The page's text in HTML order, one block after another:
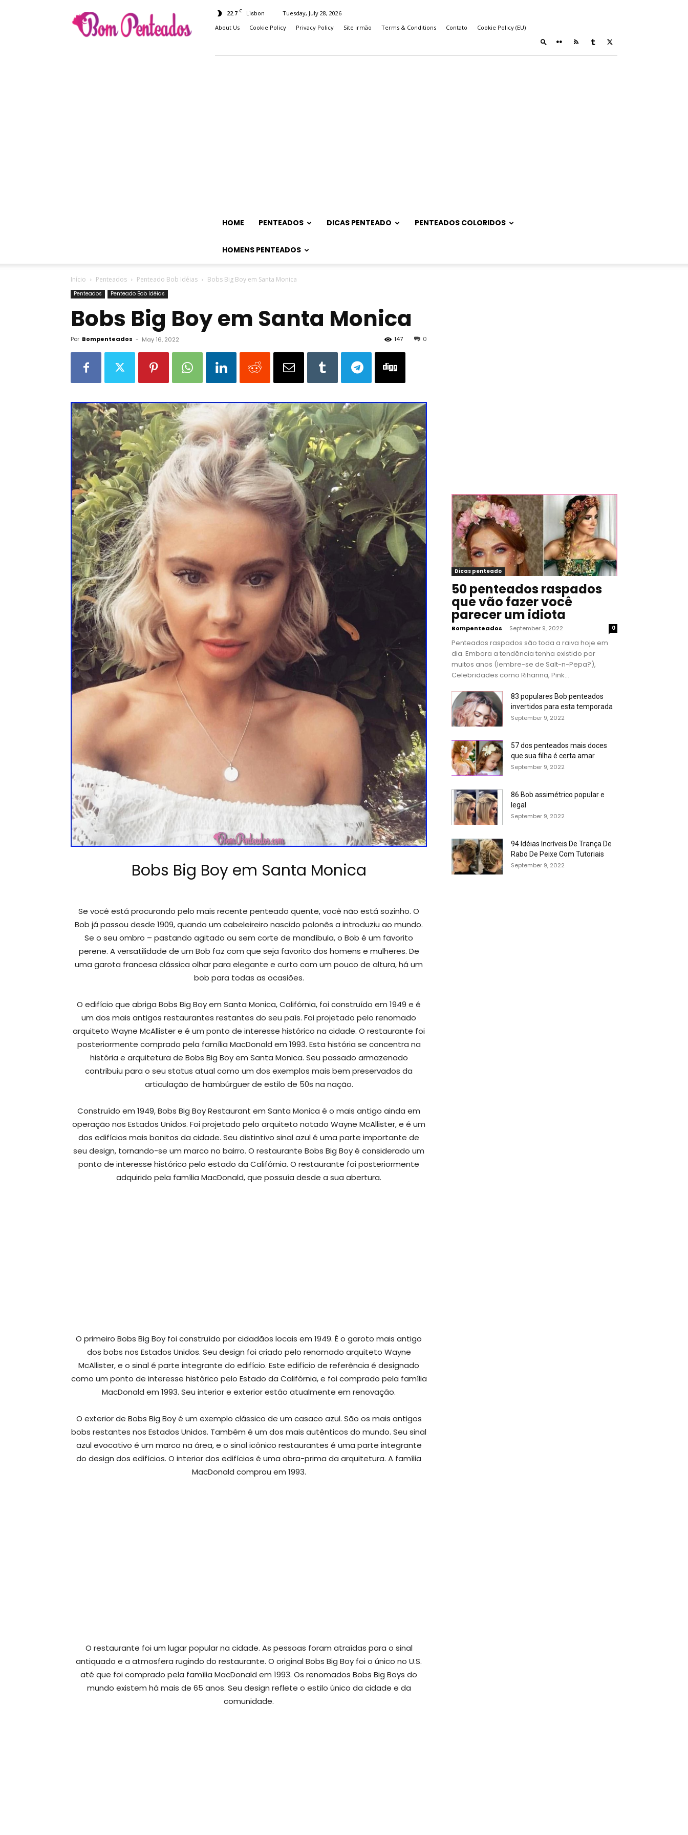
Penteados
22.7 C Lisbon
Tuesday, July 28, 2026
About Us
Cookie Policy Privacy Policy Site irmão Terms & Conditions Contato Cookie Policy (EU)
HOME PENTEADOS DICAS PENTEADO PENTEADOS COLORIDOS
HOMENS PENTEADOS
Início Penteados Penteado Bob Idéias Bobs Big Boy em Santa Monica
Penteados Penteado Bob Idéias
Bobs Big Boy em Santa Monica
Por Bompenteados - May 16, 2022 0
147
Bobs Big Boy em Santa Monica
Se você está procurando pelo mais recente penteado quente, você não está sozinho. O
Bob já passou desde 1909, quando um cabeleireiro nascido polonês a introduziu ao mundo.
Se o seu ombro – pastando agitado ou sem corte de mandíbula, o Bob é um favorito
perene. A versatilidade de um Bob faz com que seja favorito dos homens e mulheres. De
uma garota francesa clássica olhar para elegante e curto com um pouco de altura, há um
bob para todas as ocasiões.
O edifício que abriga Bobs Big Boy em Santa Monica, Califórnia, foi construído em 1949 e é
um dos mais antigos restaurantes restantes do seu país. Foi projetado pelo renomado
arquiteto Wayne McAllister e é um ponto de interesse histórico na cidade. O restaurante foi
posteriormente comprado pela família MacDonald em 1993. Esta história se concentra na
história e arquitetura de Bobs Big Boy em Santa Monica. Seu passado armazenado
contribuiu para o seu status atual como um dos exemplos mais bem preservados da
articulação de hambúrguer de estilo de 50s na nação.
Construído em 1949, Bobs Big Boy Restaurant em Santa Monica é o mais antigo ainda em
operação nos Estados Unidos. Foi projetado pelo arquiteto notado Wayne McAllister, e é um
dos edifícios mais bonitos da cidade. Seu distintivo sinal azul é uma parte importante de
seu design, tornando-se um marco no bairro. O restaurante Bobs Big Boy é considerado um
ponto de interesse histórico pelo estado da Califórnia. O restaurante foi posteriormente
adquirido pela família MacDonald, que possuía desde a sua abertura.
O primeiro Bobs Big Boy foi construído por cidadãos locais em 1949. É o garoto mais antigo
dos bobs nos Estados Unidos. Seu design foi criado pelo renomado arquiteto Wayne
McAllister, e o sinal é parte integrante do edifício. Este edifício de referência é designado
como um ponto de interesse histórico pelo Estado da Califórnia, e foi comprado pela família
MacDonald em 1993. Seu interior e exterior estão atualmente em renovação.
O exterior de Bobs Big Boy é um exemplo clássico de um casaco azul. São os mais antigos
bobs restantes nos Estados Unidos. Também é um dos mais autênticos do mundo. Seu sinal
azul evocativo é um marco na área, e o sinal icônico restaurantes é uma parte integrante
do design dos edifícios. O interior dos edifícios é uma obra-prima da arquitetura. A família
MacDonald comprou em 1993.
O restaurante foi um lugar popular na cidade. As pessoas foram atraídas para o sinal
antiquado e a atmosfera rugindo do restaurante. O original Bobs Big Boy foi o único no U.S.
até que foi comprado pela família MacDonald em 1993. Os renomados Bobs Big Boys do
mundo existem há mais de 65 anos. Seu design reflete o estilo único da cidade e da
comunidade.
Dicas penteado
50 penteados raspados
que vão fazer você
parecer um idiota
Bompenteados - September 9, 2022 0
Penteados raspados são toda a raiva hoje em
dia. Embora a tendência tenha existido por
muitos anos (lembre-se de Salt-n-Pepa?),
Celebridades como Rihanna, Pink...
83 populares Bob penteados
invertidos para esta temporada
September 9, 2022
57 dos penteados mais doces
que sua filha é certa amar
September 9, 2022
86 Bob assimétrico popular e
legal
September 9, 2022
94 Idéias Incríveis De Trança De
Rabo De Peixe Com Tutoriais
September 9, 2022